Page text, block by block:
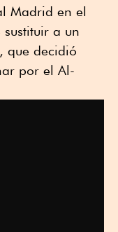
Madrid en el
a un
que decidió
por el Al-